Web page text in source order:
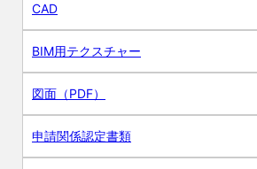
CAD
BIM用テクスチャー
図面（PDF）
申請関係認定書類